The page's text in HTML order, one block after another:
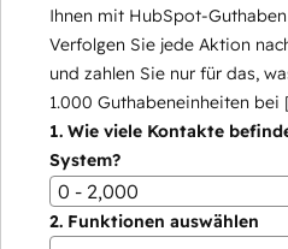
Ihnen mit HubSpot-
Verfolgen Sie jede Aktion
und zahlen Sie nur für das,
1.000 Guthabeneinheiten bei
1. Wie viele Kontakte
System?
0 - 2,000
2. Funktionen auswählen